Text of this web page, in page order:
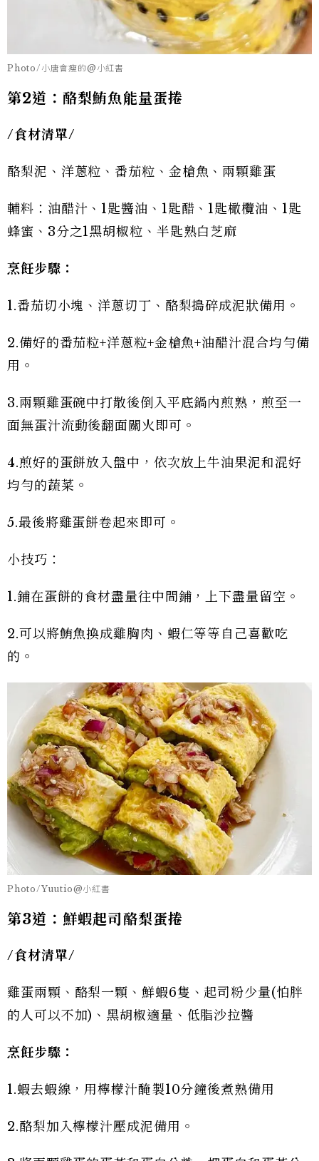
Photo/小唐會瘦的@小紅書
第2道：酪梨鮪魚能量蛋捲
/食材清單/
酪梨泥、洋蔥粒、番茄粒、金槍魚、兩顆雞蛋
輔料：油醋汁、1匙醬油、1匙醋、1匙橄欖油、1匙
蜂蜜、3分之1黑胡椒粒、半匙熟白芝麻
烹飪步驟：
1.番茄切小塊、洋蔥切丁、酪梨搗碎成泥狀備用。
2.備好的番茄粒+洋蔥粒+金槍魚+油醋汁混合均勻備
用。
3.兩顆雞蛋碗中打散後倒入平底鍋內煎熟，煎至一
面無蛋汁流動後翻面關火即可。
4.煎好的蛋餅放入盤中，依次放上牛油果泥和混好
均勻的蔬菜。
5.最後將雞蛋餅卷起來即可。
小技巧：
1.鋪在蛋餅的食材盡量往中間鋪，上下盡量留空。
2.可以將鮪魚換成雞胸肉、蝦仁等等自己喜歡吃
的。
Photo/Yuutio@小紅書
第3道：鮮蝦起司酪梨蛋捲
/食材清單/
雞蛋兩顆、酪梨一顆、鮮蝦6隻、起司粉少量(怕胖
的人可以不加)、黑胡椒適量、低脂沙拉醬
烹飪步驟：
1.蝦去蝦線，用檸檬汁醃製10分鐘後煮熟備用
2.酪梨加入檸檬汁壓成泥備用。